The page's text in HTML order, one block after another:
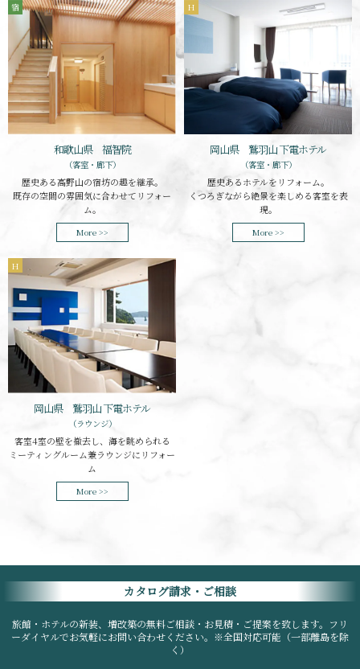
宿
和歌山県 福智院
（客室・廊下）
歴史ある高野山の宿坊の趣を継承。
既存の空間の雰囲気に合わせてリフォー
ム。
More >>
H
岡山県 鷲羽山 下電ホテル
（客室・廊下）
歴史あるホテルをリフォーム。
くつろぎながら絶景を楽しめる客室を表
現。
More >>
H
岡山県 鷲羽山 下電ホテル
（ラウンジ）
客室4室の壁を撤去し、海を眺められる
ミーティングルーム兼ラウンジにリフォー
ム
More >>
カタログ請求・ご相談
旅館・ホテルの新装、増改築の無料ご相談・お見積・ご提案を致します。フリ
ーダイヤルでお気軽にお問い合わせください。※全国対応可能（一部離島を除
く）